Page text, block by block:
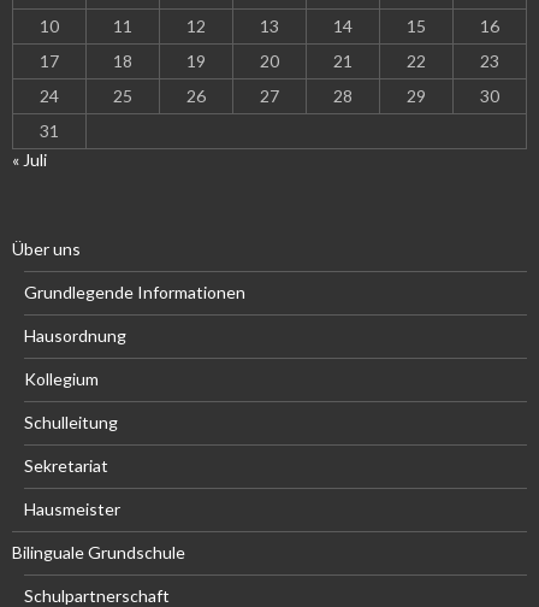
10
11 12 13 14 15
16
17
18 19 20 21 22
23
24
25 26 27 28 29
30
31
« Juli
Über uns
Grundlegende Informationen
Hausordnung
Kollegium
Schulleitung
Sekretariat
Hausmeister
Bilinguale Grundschule
Schulpartnerschaft